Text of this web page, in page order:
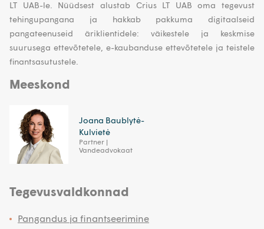
LT UAB-le. Nüüdsest alustab Crius LT UAB oma tegevust
tehingupangana ja hakkab pakkuma digitaalseid
pangateenuseid äriklientidele: väikestele ja keskmise
suurusega ettevõtetele, e-kaubanduse ettevõtetele ja teistele
finantsasutustele.
Meeskond
Joana Baublytė-
Kulvietė
Partner |
Vandeadvokaat
Tegevusvaldkonnad
Pangandus ja finantseerimine